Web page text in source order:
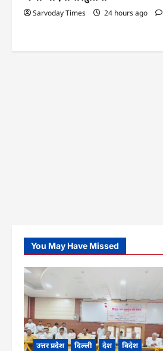
oSarvoday Times 24 hours ago
You May Have Missed
उत्तर प्रदेश दिल्ली देश विदेश